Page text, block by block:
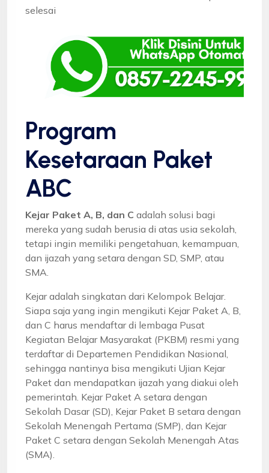
selesai
Program
Kesetaraan Paket
ABC
Kejar Paket A, B, dan C adalah solusi bagi
mereka yang sudah berusia di atas usia sekolah,
tetapi ingin memiliki pengetahuan, kemampuan,
dan ijazah yang setara dengan SD, SMP, atau
SMA.
Kejar adalah singkatan dari Kelompok Belajar.
Siapa saja yang ingin mengikuti Kejar Paket A, B,
dan C harus mendaftar di lembaga Pusat
Kegiatan Belajar Masyarakat (PKBM) resmi yang
terdaftar di Departemen Pendidikan Nasional,
sehingga nantinya bisa mengikuti Ujian Kejar
Paket dan mendapatkan ijazah yang diakui oleh
pemerintah. Kejar Paket A setara dengan
Sekolah Dasar (SD), Kejar Paket B setara dengan
Sekolah Menengah Pertama (SMP), dan Kejar
Paket C setara dengan Sekolah Menengah Atas
(SMA).